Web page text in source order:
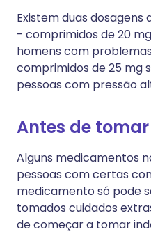
Existem duas dosagens
- comprimidos de 20
homens com
comprimidos de 25 mg
pessoas com pressão
Antes de
Alguns medicamentos
pessoas com certas
medicamento só pode
tomados cuidados
de começar a tomar